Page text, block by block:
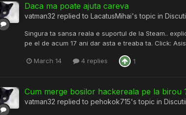
Daca ma poate ajuta careva
vatman32 replied to LacatusMihai's topic in
Singura ta sansa reala e suportul de la Steam..
pe el de acum 17 ani dar asta e treaba ta. Click:
March 14 4 replies 1
Cum merge bosilor hackereala pe la birou
vatman32 replied to pehokok715's topic in